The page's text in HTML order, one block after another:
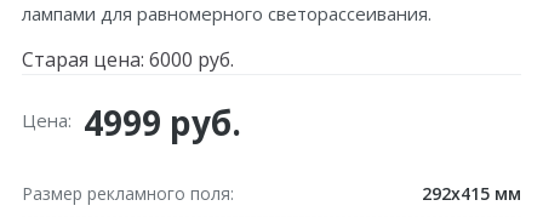
лампами для равномерного светорассеивания.
Старая цена: 6000 руб.
Цена: 4999 руб.
Размер рекламного поля 292x415 мм